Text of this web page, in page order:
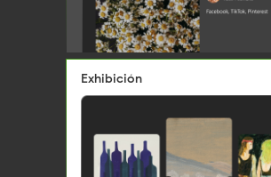
Exhibición
Déjame mostrarte todo
para integración en sitios web y redes sociales
Ir a la plataforma 🚀